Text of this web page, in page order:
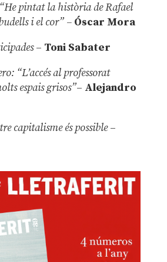
pintat la història de Rafael
i el cor” –Óscar Mora
– Toni Sabater
“L’accés al professorat
espais grisos”– Alejandro
capitalisme és possible –